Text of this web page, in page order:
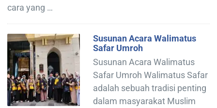
cara yang …
Susunan Acara Walimatus
Safar Umroh
Susunan Acara Walimatus
Safar Umroh Walimatus Safar
adalah sebuah tradisi penting
dalam masyarakat Muslim